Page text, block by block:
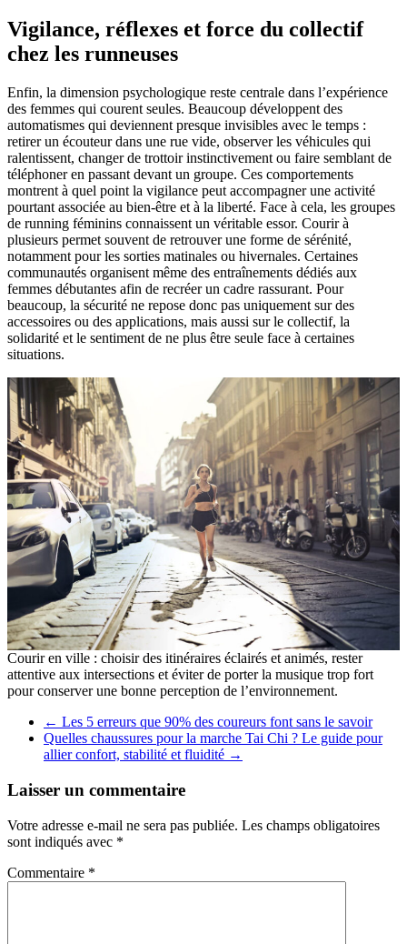
Vigilance, réflexes et force du collectif
chez les runneuses
Enfin, la dimension psychologique reste centrale dans l’expérience
des femmes qui courent seules. Beaucoup développent des
automatismes qui deviennent presque invisibles avec le temps :
retirer un écouteur dans une rue vide, observer les véhicules qui
ralentissent, changer de trottoir instinctivement ou faire semblant de
téléphoner en passant devant un groupe. Ces comportements
montrent à quel point la vigilance peut accompagner une activité
pourtant associée au bien-être et à la liberté. Face à cela, les groupes
de running féminins connaissent un véritable essor. Courir à
plusieurs permet souvent de retrouver une forme de sérénité,
notamment pour les sorties matinales ou hivernales. Certaines
communautés organisent même des entraînements dédiés aux
femmes débutantes afin de recréer un cadre rassurant. Pour
beaucoup, la sécurité ne repose donc pas uniquement sur des
accessoires ou des applications, mais aussi sur le collectif, la
solidarité et le sentiment de ne plus être seule face à certaines
situations.
Courir en ville : choisir des itinéraires éclairés et animés, rester
attentive aux intersections et éviter de porter la musique trop fort
pour conserver une bonne perception de l’environnement.
← Les 5 erreurs que 90% des coureurs font sans le savoir
Quelles chaussures pour la marche Tai Chi ? Le guide pour
allier confort, stabilité et fluidité →
Laisser un commentaire
Votre adresse e-mail ne sera pas publiée. Les champs obligatoires
sont indiqués avec *
Commentaire *